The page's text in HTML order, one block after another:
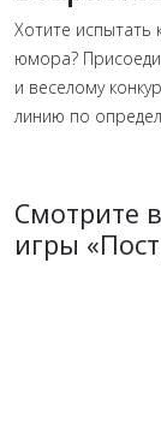
Хотите испытать
юмора?
и веселому
линию по
Смотрите
игры